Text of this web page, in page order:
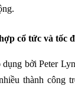
cổ tức và tốc
bởi Peter
thành công